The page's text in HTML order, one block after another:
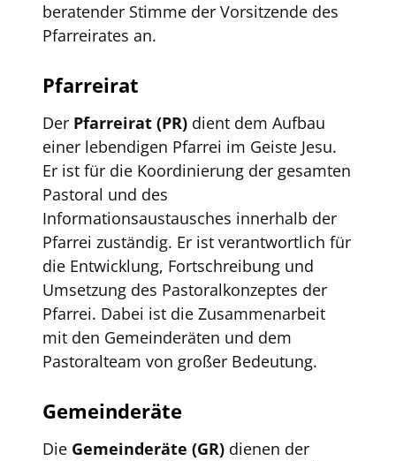
beratender Stimme der Vorsitzende des
Pfarreirates an.
Pfarreirat
Der Pfarreirat (PR) dient dem Aufbau
einer lebendigen Pfarrei im Geiste Jesu.
Er ist für die Koordinierung der gesamten
Pastoral und des
Informationsaustausches innerhalb der
Pfarrei zuständig. Er ist verantwortlich für
die Entwicklung, Fortschreibung und
Umsetzung des Pastoralkonzeptes der
Pfarrei. Dabei ist die Zusammenarbeit
mit den Gemeinderäten und dem
Pastoralteam von großer Bedeutung.
Gemeinderäte
Die Gemeinderäte (GR) dienen der